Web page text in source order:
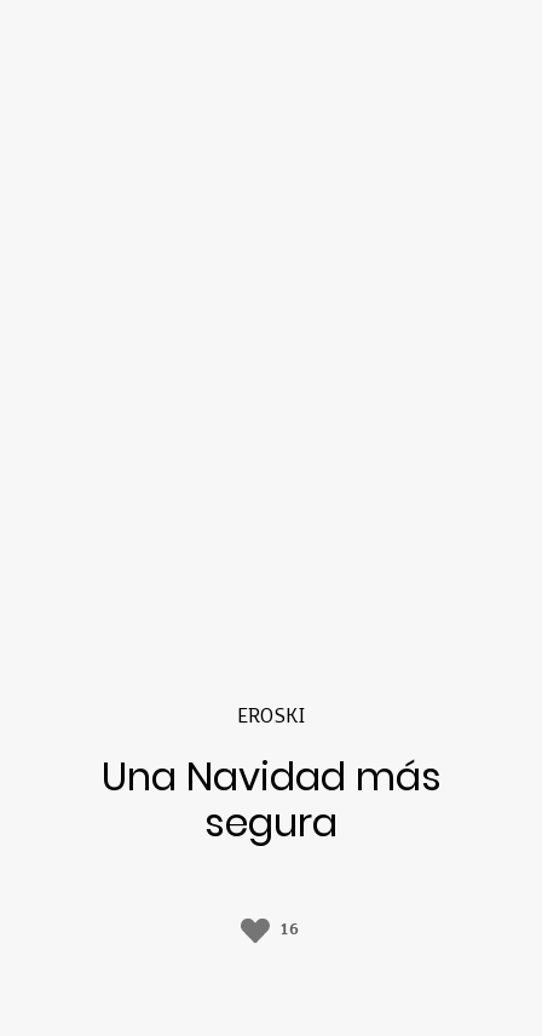
EROSKI
Una Navidad más
segura
16